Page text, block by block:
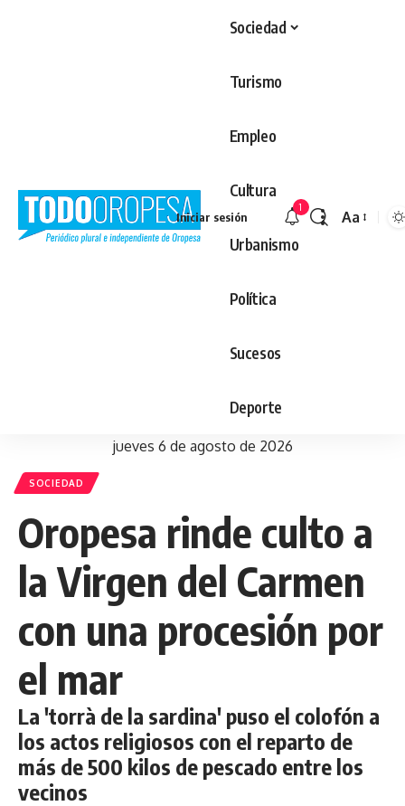
Sociedad
Turismo
Empleo
Cultura
Urbanismo
Política
Sucesos
Deporte
Iniciar sesión
1
Aa
jueves 6 de agosto de 2026
SOCIEDAD
Oropesa rinde culto a
la Virgen del Carmen
con una procesión por
el mar
La 'torrà de la sardina' puso el colofón a
los actos religiosos con el reparto de
más de 500 kilos de pescado entre los
vecinos